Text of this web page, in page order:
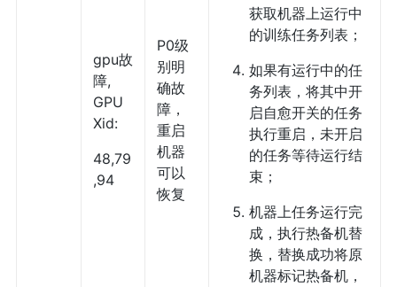
gpu故
障,
GPU
Xid:
48,79
,94
P0级
别明
确故
障，
重启
机器
可以
恢复
获取机器上运行中
的训练任务列表；
如果有运行中的任
务列表，将其中开
启自愈开关的任务
执行重启，未开启
的任务等待运行结
束；
机器上任务运行完
成，执行热备机替
换，替换成功将原
机器标记热备机，